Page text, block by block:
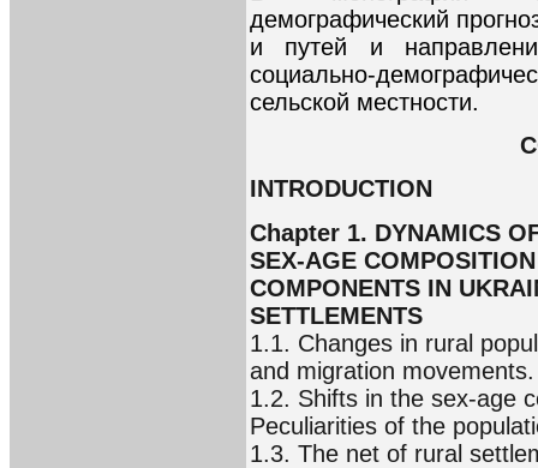
демографический
и путей и
социально-
сельской местности.
INTRODUCTION
Chapter 1. DYNAMICS
SEX-AGE
COMPONENTS IN
SETTLEMENTS
1.1. Changes in rural
and migration
1.2. Shifts in the sex-age
Peculiarities of the
1.3. The net of rural